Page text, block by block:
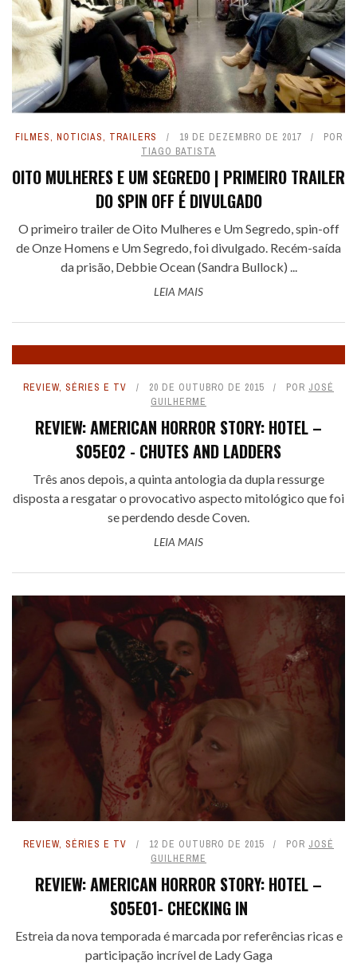
FILMES, NOTICIAS, TRAILERS 19 DE DEZEMBRO DE 2017
POR
TIAGO BATISTA
OITO MULHERES E UM SEGREDO | PRIMEIRO TRAILER
DO SPIN OFF É DIVULGADO
O primeiro trailer de Oito Mulheres e Um Segredo, spin-off
de Onze Homens e Um Segredo, foi divulgado. Recém-saída
da prisão, Debbie Ocean (Sandra Bullock) ...
LEIA MAIS
REVIEW, SÉRIES E TV 20 DE OUTUBRO DE 2015 POR JOSÉ
GUILHERME
REVIEW: AMERICAN HORROR STORY: HOTEL –
S05E02 - CHUTES AND LADDERS
Três anos depois, a quinta antologia da dupla ressurge
disposta a resgatar o provocativo aspecto mitológico que foi
se perdendo desde Coven.
LEIA MAIS
REVIEW, SÉRIES E TV 12 DE OUTUBRO DE 2015 POR JOSÉ
GUILHERME
REVIEW: AMERICAN HORROR STORY: HOTEL –
S05E01- CHECKING IN
Estreia da nova temporada é marcada por referências ricas e
participação incrível de Lady Gaga